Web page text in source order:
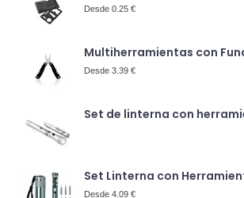
Desde 0.25 €
Multiherramientas con
Desde 3.39 €
Set de linterna con
Set Linterna con
Desde 4.09 €